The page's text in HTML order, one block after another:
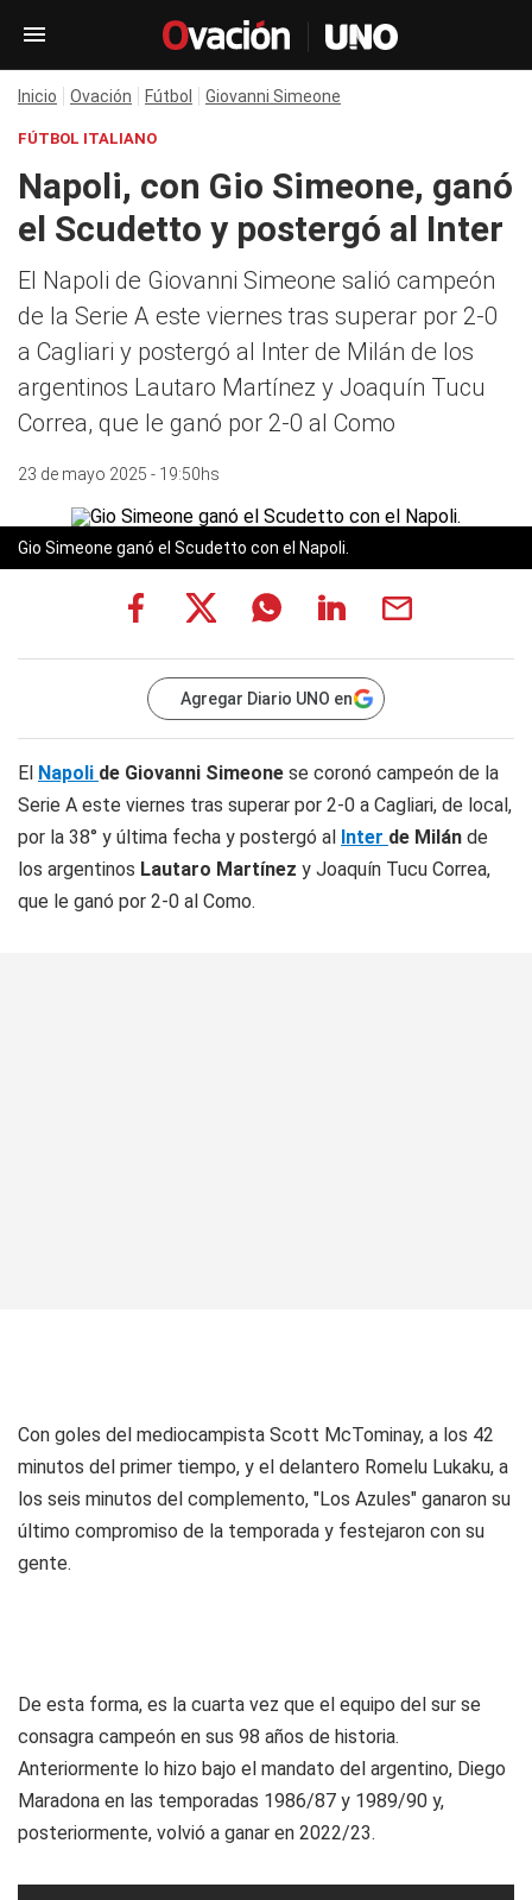
Inicio Ovación Fútbol Giovanni Simeone
FÚTBOL ITALIANO
Napoli, con Gio Simeone, ganó
el Scudetto y postergó al Inter
El Napoli de Giovanni Simeone salió campeón
de la Serie A este viernes tras superar por 2-0
a Cagliari y postergó al Inter de Milán de los
argentinos Lautaro Martínez y Joaquín Tucu
Correa, que le ganó por 2-0 al Como
23 de mayo 2025 - 19:50hs
Gio Simeone ganó el Scudetto con el Napoli.
Agregar Diario UNO en
El Napoli de Giovanni Simeone se coronó campeón de la
Serie A este viernes tras superar por 2-0 a Cagliari, de local,
por la 38° y última fecha y postergó al Inter de Milán de
los argentinos Lautaro Martínez y Joaquín Tucu Correa,
que le ganó por 2-0 al Como.
Con goles del mediocampista Scott McTominay, a los 42
minutos del primer tiempo, y el delantero Romelu Lukaku, a
los seis minutos del complemento, "Los Azules" ganaron su
último compromiso de la temporada y festejaron con su
gente.
De esta forma, es la cuarta vez que el equipo del sur se
consagra campeón en sus 98 años de historia.
Anteriormente lo hizo bajo el mandato del argentino, Diego
Maradona en las temporadas 1986/87 y 1989/90 y,
posteriormente, volvió a ganar en 2022/23.